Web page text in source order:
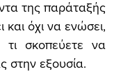
της παράταξής
και όχι να ενώσει,
σκοπεύετε να
στην εξουσία.